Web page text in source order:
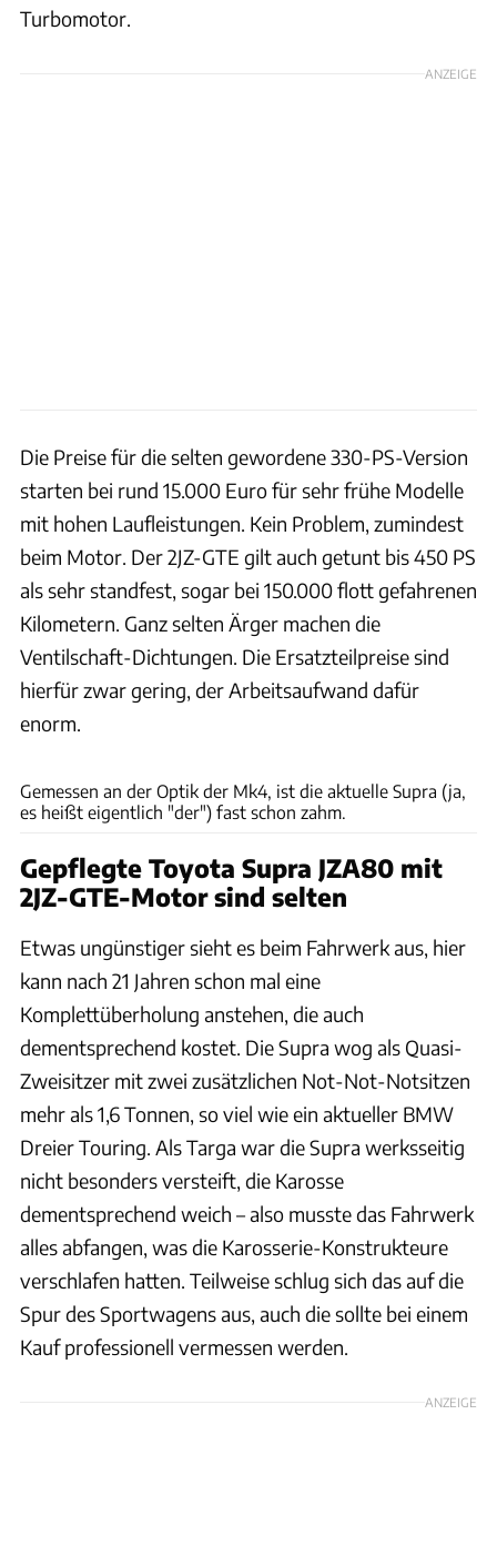
Turbomotor.
ANZEIGE
Die Preise für die selten gewordene 330-PS-Version
starten bei rund 15.000 Euro für sehr frühe Modelle
mit hohen Laufleistungen. Kein Problem, zumindest
beim Motor. Der 2JZ-GTE gilt auch getunt bis 450 PS
als sehr standfest, sogar bei 150.000 flott gefahrenen
Kilometern. Ganz selten Ärger machen die
Ventilschaft-Dichtungen. Die Ersatzteilpreise sind
hierfür zwar gering, der Arbeitsaufwand dafür
enorm.
Gemessen an der Optik der Mk4, ist die aktuelle Supra (ja,
es heißt eigentlich "der") fast schon zahm.
Gepflegte Toyota Supra JZA80 mit
2JZ-GTE-Motor sind selten
Etwas ungünstiger sieht es beim Fahrwerk aus, hier
kann nach 21 Jahren schon mal eine
Komplettüberholung anstehen, die auch
dementsprechend kostet. Die Supra wog als Quasi-
Zweisitzer mit zwei zusätzlichen Not-Not-Notsitzen
mehr als 1,6 Tonnen, so viel wie ein aktueller BMW
Dreier Touring. Als Targa war die Supra werksseitig
nicht besonders versteift, die Karosse
dementsprechend weich – also musste das Fahrwerk
alles abfangen, was die Karosserie-Konstrukteure
verschlafen hatten. Teilweise schlug sich das auf die
Spur des Sportwagens aus, auch die sollte bei einem
Kauf professionell vermessen werden.
ANZEIGE